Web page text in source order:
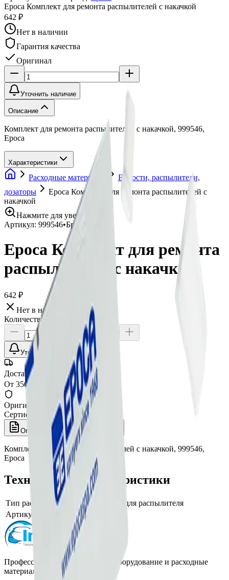
Epoca Комплект для ремонта распылителей с накачкой
642 ₽
Нет в наличии
Гарантия качества
Оригинал
Уточнить наличие
Описание
Комплект для ремонта распылителей с накачкой, 999546,
Epoca
Характеристики
Расходные материалы
Емкости, распылители,
дозаторы
Epoca Комплект для ремонта распылителей с
накачкой
Нажмите для увеличения
Артикул: 999546•Бренд:
Epoca Комплект для ремонта
распылителей с накачкой
642 ₽
Нет в наличии
Количество:
Уточнить наличие
Доставка СДЭК
От 350₽ по России
Оригинал 100%
Сертифицированный товар
Описание Характеристики
Комплект для ремонта распылителей с накачкой, 999546,
Epoca
Технические характеристики
Тип распылителя
запчасти для распылителя
Артикул производителя
Профессиональная автохимия, оборудование и расходные
материалы для детейлинга.